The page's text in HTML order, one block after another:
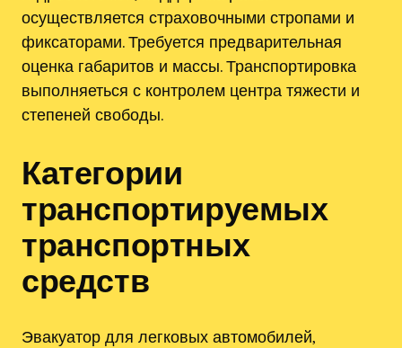
осуществляется страховочными стропами и
фиксаторами. Требуется предварительная
оценка габаритов и массы. Транспортировка
выполняеться с контролем центра тяжести и
степеней свободы.
Категории
транспортируемых
транспортных
средств
Эвакуатор для легковых автомобилей,